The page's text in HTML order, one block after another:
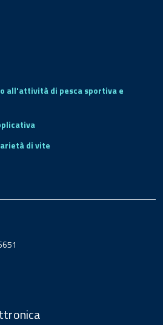
all'attività di pesca sportiva e
di vite